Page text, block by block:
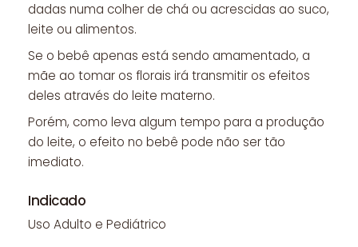
dadas numa colher de chá ou acrescidas ao suco,
leite ou alimentos.
Se o bebê apenas está sendo amamentado, a
mãe ao tomar os florais irá transmitir os efeitos
deles através do leite materno.
Porém, como leva algum tempo para a produção
do leite, o efeito no bebê pode não ser tão
imediato.
Indicado
Uso Adulto e Pediátrico